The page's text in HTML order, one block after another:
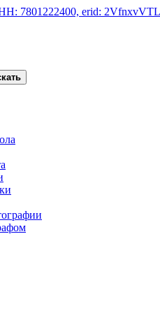
7801222400, erid: